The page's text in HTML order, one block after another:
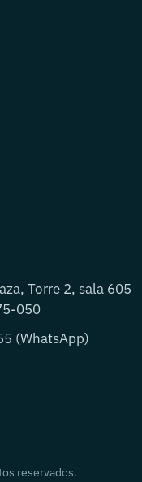
Torre 2, sala 605
050
(WhatsApp)
reservados.